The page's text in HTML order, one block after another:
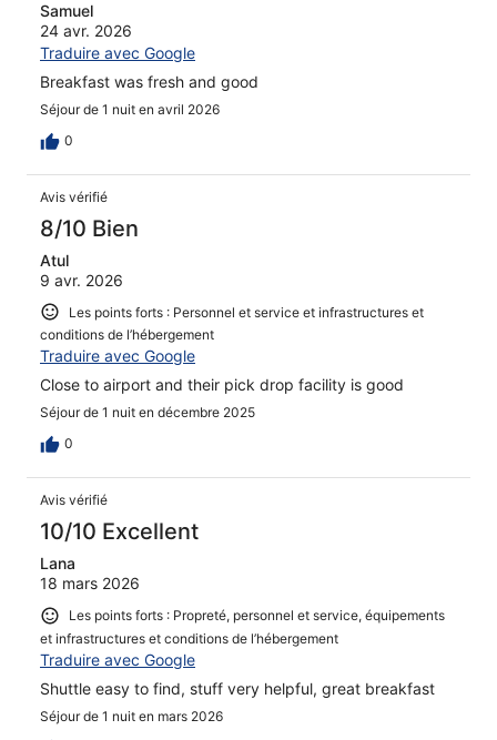
Samuel
24 avr. 2026
Traduire avec Google
Breakfast was fresh and good
Séjour de 1 nuit en avril 2026
0
Avis vérifié
8/10 Bien
Atul
9 avr. 2026
Les points forts : Personnel et service et infrastructures et
conditions de l’hébergement
Traduire avec Google
Close to airport and their pick drop facility is good
Séjour de 1 nuit en décembre 2025
0
Avis vérifié
10/10 Excellent
Lana
18 mars 2026
Les points forts : Propreté, personnel et service, équipements
et infrastructures et conditions de l’hébergement
Traduire avec Google
Shuttle easy to find, stuff very helpful, great breakfast
Séjour de 1 nuit en mars 2026